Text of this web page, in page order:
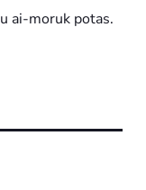
ai-moruk potas.